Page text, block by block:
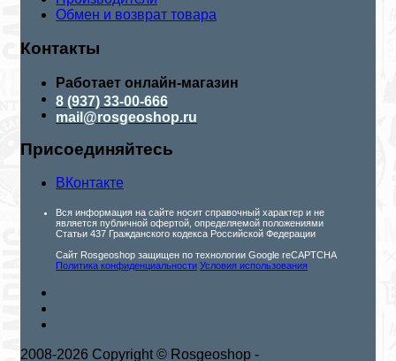
Обмен и возврат товара
Контакты
Работает онлайн-магазин
8 (937) 33-00-666
mail@rosgeoshop.ru
Присоединяйтесь
ВКонтакте
Вся информация на сайте носит справочный характер и не
является публичной офертой, определяемой положениями
Статьи 437 Гражданского кодекса Российской Федерации
Сайт Rosgeoshop защищен по технологии Google reCAPTCHA
Политика конфиденциальности Условия использования
2008-2026 Copyright © Rosgeoshop -